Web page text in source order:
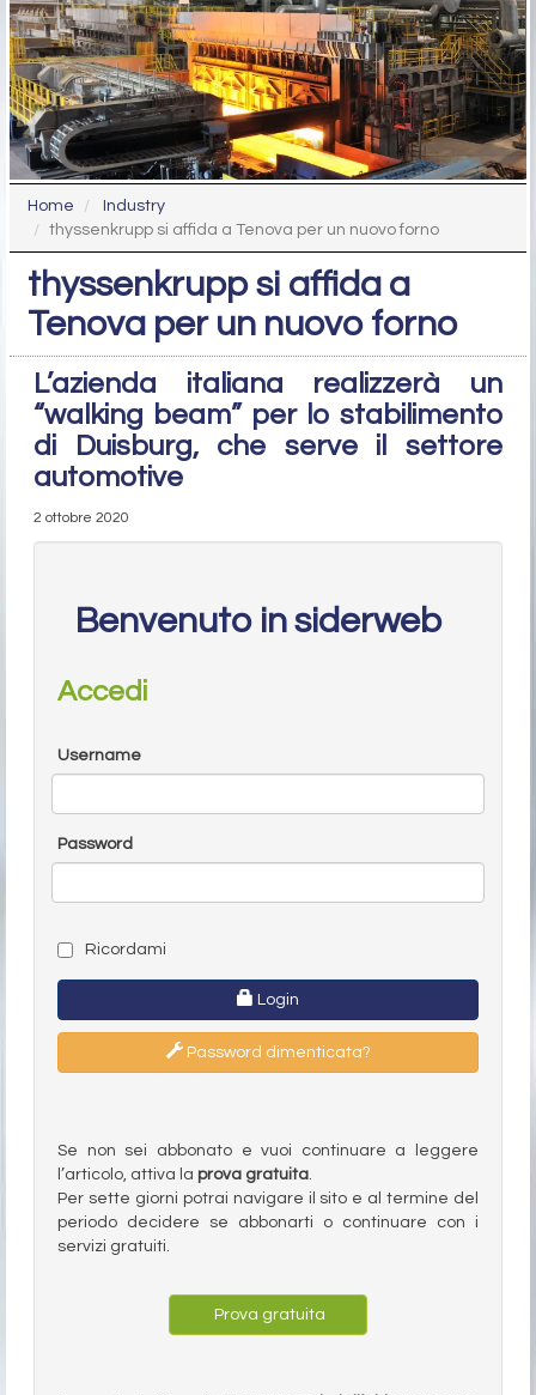
Home
Industry
thyssenkrupp si affida a Tenova per un nuovo forno
thyssenkrupp si affida a
Tenova per un nuovo forno
L’azienda italiana realizzerà un
“walking beam” per lo stabilimento
di Duisburg, che serve il settore
automotive
2 ottobre 2020
Benvenuto in siderweb
Accedi
Username
Password
Ricordami
Login
Password dimenticata?
Se non sei abbonato e vuoi continuare a leggere
l’articolo, attiva la prova gratuita.
Per sette giorni potrai navigare il sito e al termine del
periodo decidere se abbonarti o continuare con i
servizi gratuiti.
Prova gratuita